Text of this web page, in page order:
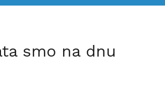
smo na dnu